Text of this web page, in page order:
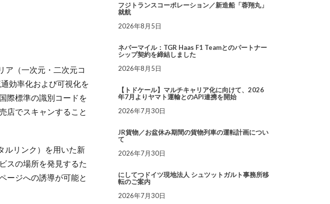
ア（一次元・二次元コ
効率化および可視化を
際標準の識別コードを
店でスキャンすること
ルリンク）を用いた新
スの場所を発見するた
ージへの誘導が可能と
フジトランスコーポレーション／新造船「蓉翔丸」
就航
2026年8月5日
ネバーマイル：TGR Haas F1 Teamとのパートナー
シップ契約を締結しました
2026年8月5日
【トドケール】マルチキャリア化に向けて、2026
年7月よりヤマト運輸とのAPI連携を開始
2026年7月30日
JR貨物／お盆休み期間の貨物列車の運転計画につい
て
2026年7月30日
にしてつドイツ現地法人 シュツットガルト事務所移
転のご案内
2026年7月30日